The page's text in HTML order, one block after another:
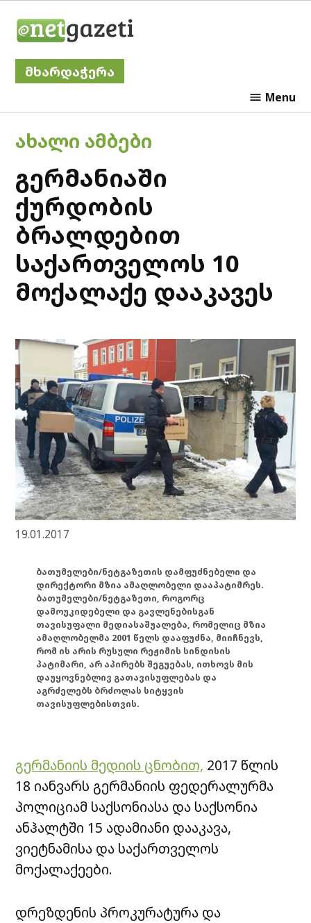
მხარდაჭერა
Menu
POSTED
ᲐᲮᲐᲚᲘ ᲐᲛᲑᲔᲑᲘ
გერმანიაში
ქურდობის
ბრალდებით
საქართველოს 10
მოქალაქე დააკავეს
19.01.2017
ბათუმელები/ნეტგაზეთის დამფუძნებელი და
დირექტორი მზია ამაღლობელი დააპატიმრეს.
ბათუმელები/ნეტგაზეთი, როგორც
დამოუკიდებელი და გავლენებისგან
თავისუფალი მედიასაშუალება, რომელიც მზია
ამაღლობელმა 2001 წელს დააფუძნა, მიიჩნევს,
რომ ის არის რუსული რეჟიმის სინდისის
პატიმარი, არ აპირებს შეგუებას, ითხოვს მის
დაუყოვნებლივ გათავისუფლებას და
აგრძელებს ბრძოლას სიტყვის
თავისუფლებისთვის.
გერმანიის მედიის ცნობით, 2017 წლის
18 იანვარს გერმანიის ფედერალურმა
პოლიციამ საქსონიასა და საქსონია
ანჰალტში 15 ადამიანი დააკავა,
ვიეტნამისა და საქართველოს
მოქალაქეები.
დრეზდენის პროკურატურა და